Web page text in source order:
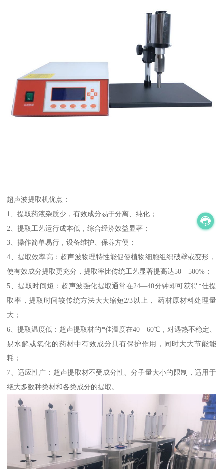
超声波提取机优点：
1、提取药液杂质少，有效成分易于分离、纯化；
2、提取工艺运行成本低，综合经济效益显著；
3、操作简单易行，设备维护、保养方便；
4、提取效率高：超声波物理特性能促使植物细胞组织破壁或变形，
使有效成分提取更充分，提取率比传统工艺显著提高达50—500%；
5、提取时间短：超声波强化提取通常在24—40分钟即可获得*佳提
取率，提取时间较传统方法大大缩短2/3以上， 药材原材料处理量
大；
6、提取温度低：超声提取材的*佳温度在40—60℃，对遇热不稳定、
易水解或氧化的药材中有效成分具有保护作用，同时大大节能能
耗；
7、适应性广：超声提取材不受成分性、分子量大小的限制，适用于
绝大多数种类材和各类成分的提取。